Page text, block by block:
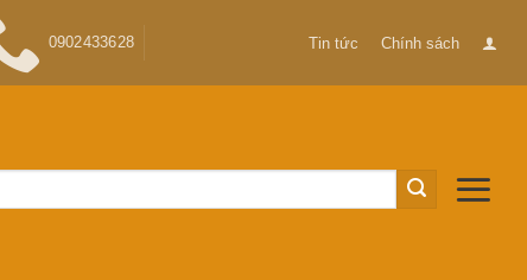
0902433628 Tin tức Chính sách